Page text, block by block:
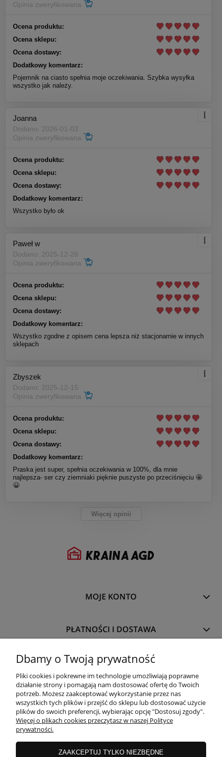
Opinia zweryfikowana
Ocena produktu:
Ocena sklepu:
Ocena dostawy:
Dodatkowy komentarz:
Pojemnik na ciasto spełnia moje oczekiwania. Szybka wysyłka
wszystko jak należy.
Joanna
Dodano: 2026-01-03
Opinia zweryfikowana
Ocena produktu:
Ocena sklepu:
Ocena dostawy:
Dodatkowy komentarz:
Wszystko było ok
Paweł w
Dodano: 2025-12-26
Opinia zweryfikowana
Ocena produktu:
Ocena sklepu:
Ocena dostawy:
Dodatkowy komentarz:
Wszystko zgodne z opisem cena lepsza niż stacjonarnie w innych
sklepach
Zbyszek
Dodano: 2025-12-15
Opinia zweryfikowana
Ocena produktu:
Ocena sklepu:
Ocena dostawy:
Dodatkowy komentarz:
Praska jest super, spełnia oczekiwania w 100%, dla mnie
najlepsza- ser czy ziemniaki pięknie puszyste po przeciśnięciu 🤩
😀
Więcej opinii
MOJE KONTO
PŁATNOŚCI I DOSTAWA
INFORMACJE
O NAS
Dbamy o Twoją prywatność
Pliki cookies i pokrewne im technologie umożliwiają poprawne
działanie strony i pomagają nam dostosować ofertę do Twoich
potrzeb. Możesz zaakceptować wykorzystanie przez nas
wszystkich tych plików i przejść do sklepu lub dostosować użycie
plików do swoich preferencji, wybierając opcję "Dostosuj zgody".
Więcej o plikach cookies przeczytasz w naszej Polityce
prywatności.
ZAAKCEPTUJ TYLKO NIEZBĘDNE